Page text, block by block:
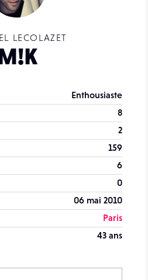
LECOLAZET
Enthousiaste
8
2
159
6
0
06 mai 2010
Paris
43 ans